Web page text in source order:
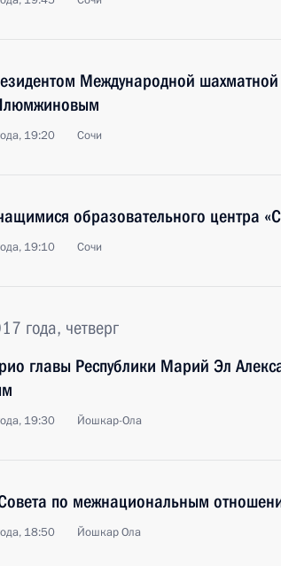
Международной
19:20 Сочи
образовательного центра
19:10 Сочи
года, четверг
главы Республики Марий Эл
19:30 Йошкар-Ола
по межнациональным
18:50 Йошкар Ола